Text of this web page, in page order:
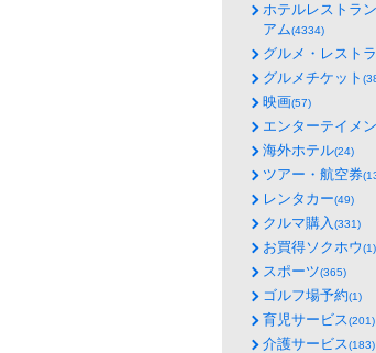
ホテルレストラ
アム(4334)
グルメ・レスト
グルメチケット
映画(57)
エンターテイメ
海外ホテル(24)
ツアー・航空券
レンタカー(49)
クルマ購入(331)
お買得ソクホウ(1)
スポーツ(365)
ゴルフ場予約(1)
育児サービス(201)
介護サービス(183)